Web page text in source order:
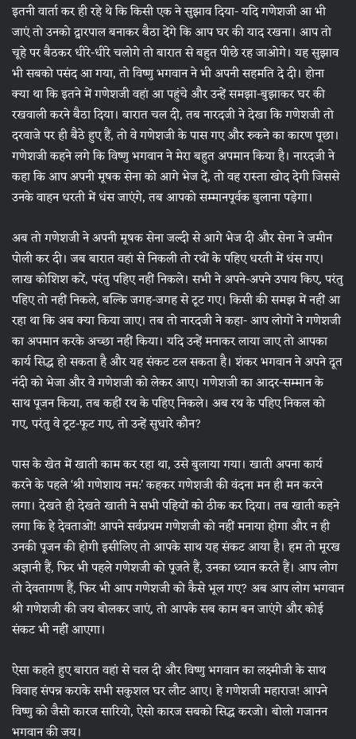
इतनी वार्ता कर ही रहे थे कि किसी एक ने सुझाव दिया- यदि गणेशजी आ भी
जाएं तो उनको द्वारपाल बनाकर बैठा देंगे कि आप घर की याद रखना। आप तो
चूहे पर बैठकर धीरे-धीरे चलोगे तो बारात से बहुत पीछे रह जाओगे। यह सुझाव
भी सबको पसंद आ गया, तो विष्णु भगवान ने भी अपनी सहमति दे दी। होना
क्या था कि इतने में गणेशजी वहां आ पहुंचे और उन्हें समझा-बुझाकर घर की
रखवाली करने बैठा दिया। बारात चल दी, तब नारदजी ने देखा कि गणेशजी तो
दरवाजे पर ही बैठे हुए हैं, तो वे गणेशजी के पास गए और रुकने का कारण पूछा।
गणेशजी कहने लगे कि विष्णु भगवान ने मेरा बहुत अपमान किया है। नारदजी ने
कहा कि आप अपनी मूषक सेना को आगे भेज दें, तो वह रास्ता खोद देगी जिससे
उनके वाहन धरती में धंस जाएंगे, तब आपको सम्मानपूर्वक बुलाना पड़ेगा।
अब तो गणेशजी ने अपनी मूषक सेना जल्दी से आगे भेज दी और सेना ने जमीन
पोली कर दी। जब बारात वहां से निकली तो रथों के पहिए धरती में धंस गए।
लाख कोशिश करें, परंतु पहिए नहीं निकले। सभी ने अपने-अपने उपाय किए, परंतु
पहिए तो नहीं निकले, बल्कि जगह-जगह से टूट गए। किसी की समझ में नहीं आ
रहा था कि अब क्या किया जाए। तब तो नारदजी ने कहा- आप लोगों ने गणेशजी
का अपमान करके अच्छा नहीं किया। यदि उन्हें मनाकर लाया जाए तो आपका
कार्य सिद्ध हो सकता है और यह संकट टल सकता है। शंकर भगवान ने अपने दूत
नंदी को भेजा और वे गणेशजी को लेकर आए। गणेशजी का आदर-सम्मान के
साथ पूजन किया, तब कहीं रथ के पहिए निकले। अब रथ के पहिए निकल को
गए, परंतु वे टूट-फूट गए, तो उन्हें सुधारे कौन?
पास के खेत में खाती काम कर रहा था, उसे बुलाया गया। खाती अपना कार्य
करने के पहले ‘श्री गणेशाय नम:’ कहकर गणेशजी की वंदना मन ही मन करने
लगा। देखते ही देखते खाती ने सभी पहियों को ठीक कर दिया। तब खाती कहने
लगा कि हे देवताओं! आपने सर्वप्रथम गणेशजी को नहीं मनाया होगा और न ही
उनकी पूजन की होगी इसीलिए तो आपके साथ यह संकट आया है। हम तो मूरख
अज्ञानी हैं, फिर भी पहले गणेशजी को पूजते हैं, उनका ध्यान करते हैं। आप लोग
तो देवतागण हैं, फिर भी आप गणेशजी को कैसे भूल गए? अब आप लोग भगवान
श्री गणेशजी की जय बोलकर जाएं, तो आपके सब काम बन जाएंगे और कोई
संकट भी नहीं आएगा।
ऐसा कहते हुए बारात वहां से चल दी और विष्णु भगवान का लक्ष्मीजी के साथ
विवाह संपन्न कराके सभी सकुशल घर लौट आए। हे गणेशजी महाराज! आपने
विष्णु को जैसो कारज सारियो, ऐसो कारज सबको सिद्ध करजो। बोलो गजानन
भगवान की जय।